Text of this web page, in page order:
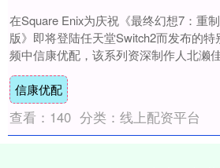
在Square Enix为庆祝《最终幻想7：重制
版》即将登陆任天堂Switch2而发布的特
频中信康优配，该系列资深制作人北濑
意外分享了他的个人游戏偏好，....
信康优配
查看： 140 分类： 线上配资平台